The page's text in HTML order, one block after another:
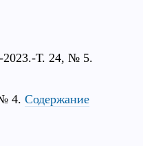
-2023.-Т. 24, № 5.
4. Содержание